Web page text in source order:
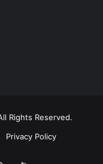
Rights Reserved.
Privacy Policy